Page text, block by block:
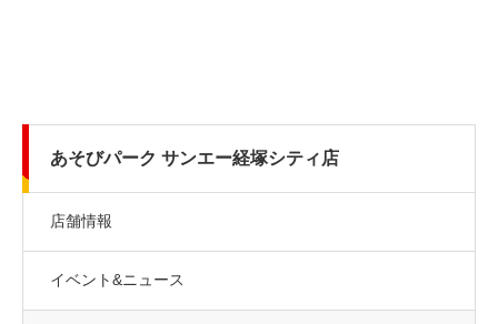
あそびパーク サンエー経塚シティ店
店舗情報
イベント&ニュース